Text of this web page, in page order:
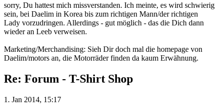
sorry, Du hattest mich missverstanden. Ich meinte, es wird schwierig
sein, bei Daelim in Korea bis zum richtigen Mann/der richtigen
Lady vorzudringen. Allerdings - gut möglich - das die Dich dann
wieder an Leeb verweisen.
Marketing/Merchandising: Sieh Dir doch mal die homepage von
Daelim/motors an, die Motorräder finden da kaum Erwähnung.
Re: Forum - T-Shirt Shop
1. Jan 2014, 15:17